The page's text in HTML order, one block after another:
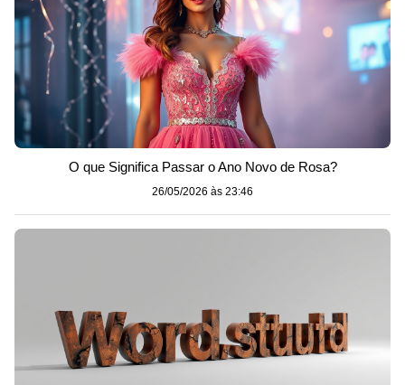
O que Significa Passar o Ano Novo de Rosa?
26/05/2026 às 23:46